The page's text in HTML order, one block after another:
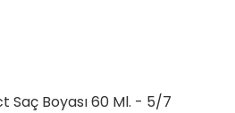
Saç Boyası 60 Ml. - 5/7